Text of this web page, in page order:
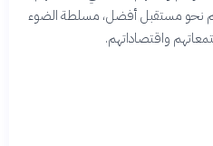
نحو مستقبل أفضل، مسلطة الضوء
واقتصاداتهم.